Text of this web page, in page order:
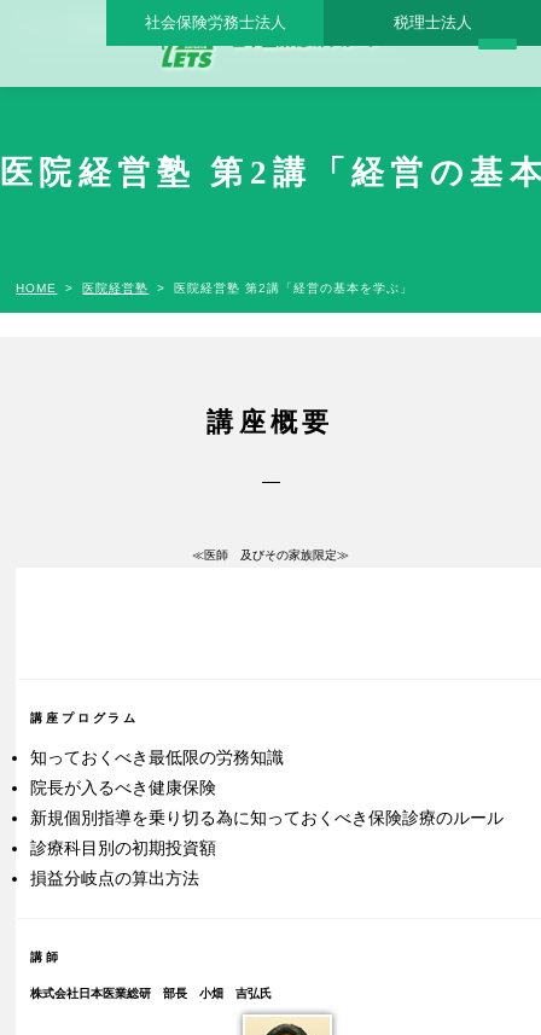
クリニック経営の成功を以って、広く豊かな地域社会を創造すること。
社会保険労務士法人 税理士法人
医院経営塾 第2講「経営の基
HOME 医院経営塾 医院経営塾 第2講「経営の基本を学ぶ」
講座概要
≪医師 及びその家族限定≫
講座プログラム
知っておくべき最低限の労務知識
院長が入るべき健康保険
新規個別指導を乗り切る為に知っておくべき保険診療のルール
診療科目別の初期投資額
損益分岐点の算出方法
講師
株式会社日本医業総研 部長 小畑 吉弘氏